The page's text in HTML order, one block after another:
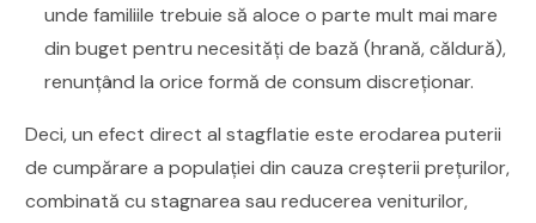
unde familiile trebuie să aloce o parte mult mai mare
din buget pentru necesități de bază (hrană, căldură),
renunțând la orice formă de consum discreționar.
Deci, un efect direct al stagflatie este erodarea puterii
de cumpărare a populației din cauza creșterii prețurilor,
combinată cu stagnarea sau reducerea veniturilor,